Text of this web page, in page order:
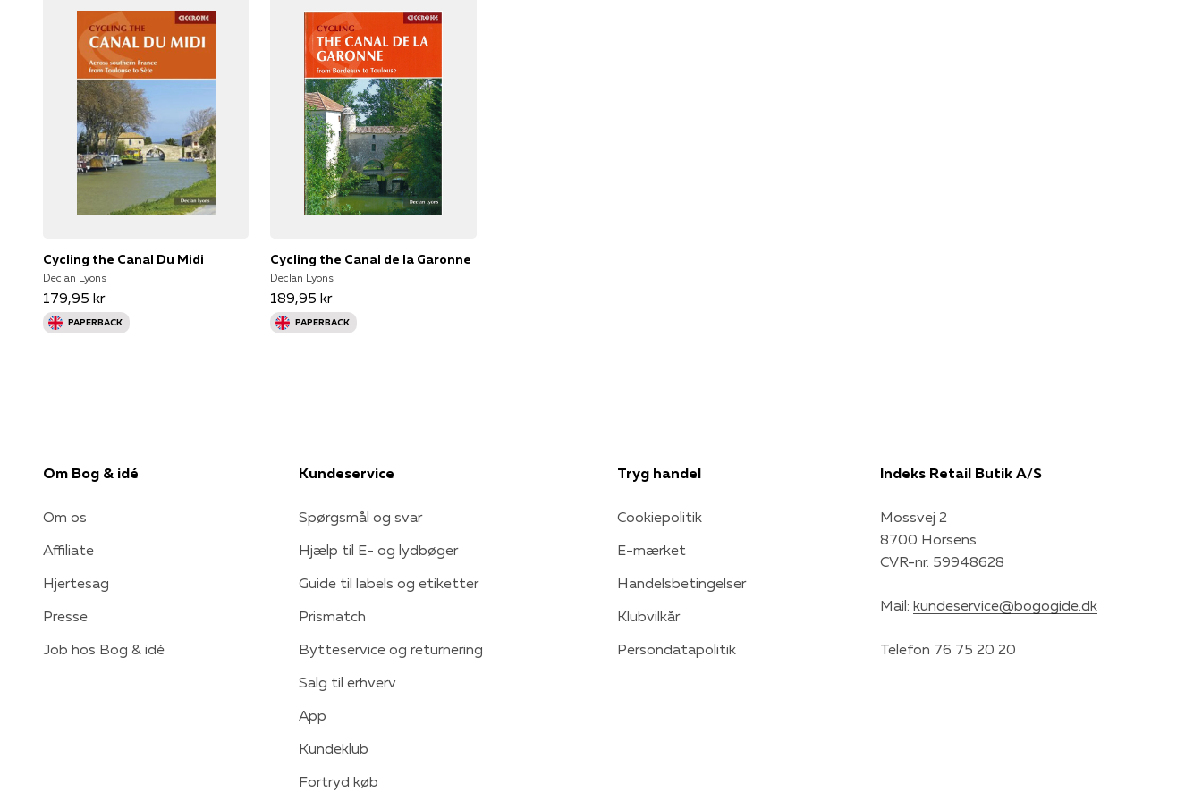
Cycling the Canal Du Midi
Declan Lyons
179,95 kr
PAPERBACK
Cycling the Canal de la Garonne
Declan Lyons
189,95 kr
PAPERBACK
Om Bog & idé
Om os
Affiliate
Hjertesag
Presse
Job hos Bog & idé
Kundeservice
Spørgsmål og svar
Hjælp til E- og lydbøger
Guide til labels og etiketter
Prismatch
Bytteservice og returnering
Salg til erhverv
App
Kundeklub
Fortryd køb
Tryg handel
Cookiepolitik
E-mærket
Handelsbetingelser
Klubvilkår
Persondatapolitik
Indeks Retail Butik A/S
Mossvej 2
8700 Horsens
CVR-nr. 59948628
Mail: kundeservice@bogogide.dk
Telefon 76 75 20 20